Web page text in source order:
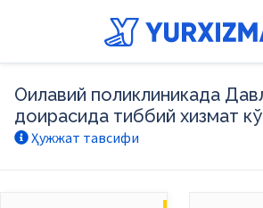
Оилавий поликлиникада
доирасида тиббий хизмат
Ҳужжат тавсифи